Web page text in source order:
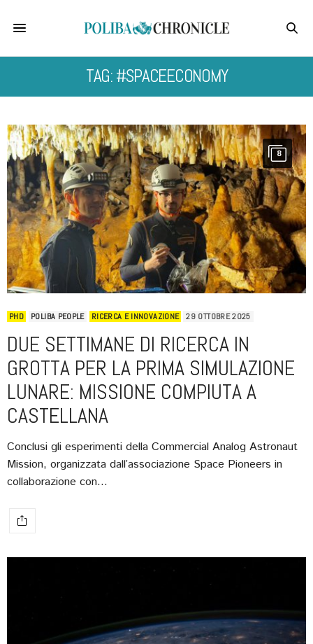
TAG: #SPACEECONOMY
8
PHD POLIBA PEOPLE RICERCA E INNOVAZIONE 29 OTTOBRE 2025
DUE SETTIMANE DI RICERCA IN
GROTTA PER LA PRIMA SIMULAZIONE
LUNARE: MISSIONE COMPIUTA A
CASTELLANA
Conclusi gli esperimenti della Commercial Analog Astronaut
Mission, organizzata dall’associazione Space Pioneers in
collaborazione con…